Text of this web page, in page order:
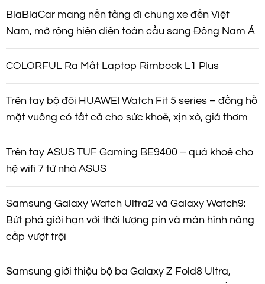
BlaBlaCar mang nền tảng đi chung xe đến Việt
Nam, mở rộng hiện diện toàn cầu sang Đông Nam Á
COLORFUL Ra Mắt Laptop Rimbook L1 Plus
Trên tay bộ đôi HUAWEI Watch Fit 5 series – đồng hồ
mặt vuông có tất cả cho sức khoẻ, xịn xò, giá thơm
Trên tay ASUS TUF Gaming BE9400 – quá khoẻ cho
hệ wifi 7 từ nhà ASUS
Samsung Galaxy Watch Ultra2 và Galaxy Watch9:
Bứt phá giới hạn với thời lượng pin và màn hình nâng
cấp vượt trội
Samsung giới thiệu bộ ba Galaxy Z Fold8 Ultra,